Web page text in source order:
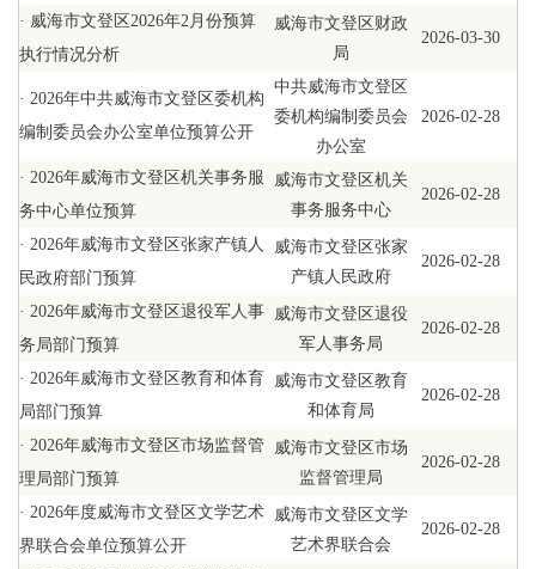
· 威海市文登区2026年2月份预算
执行情况分析
威海市文登区财政
局
2026-03-30
· 2026年中共威海市文登区委机构
编制委员会办公室单位预算公开
中共威海市文登区
委机构编制委员会
办公室
2026-02-28
· 2026年威海市文登区机关事务服
务中心单位预算
威海市文登区机关
事务服务中心
2026-02-28
· 2026年威海市文登区张家产镇人
民政府部门预算
威海市文登区张家
产镇人民政府
2026-02-28
· 2026年威海市文登区退役军人事
务局部门预算
威海市文登区退役
军人事务局
2026-02-28
· 2026年威海市文登区教育和体育
局部门预算
威海市文登区教育
和体育局
2026-02-28
· 2026年威海市文登区市场监督管
理局部门预算
威海市文登区市场
监督管理局
2026-02-28
· 2026年度威海市文登区文学艺术
界联合会单位预算公开
威海市文登区文学
艺术界联合会
2026-02-28